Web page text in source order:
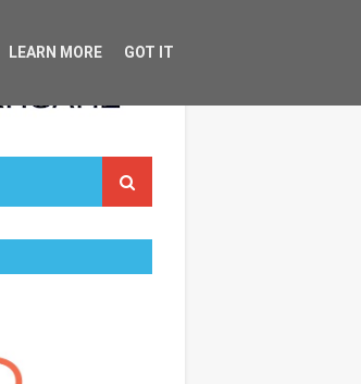
LEARN MORE GOT IT